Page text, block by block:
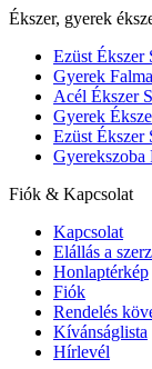
Ékszer, gyerek
Ezüst Ékszer
Gyerek
Acél Ékszer
Gyerek
Ezüst Ékszer
Gyerekszoba
Fiók & Kapcsolat
Kapcsolat
Elállás a
Honlaptérkép
Fiók
Rendelés
Kívánságlista
Hírlevél